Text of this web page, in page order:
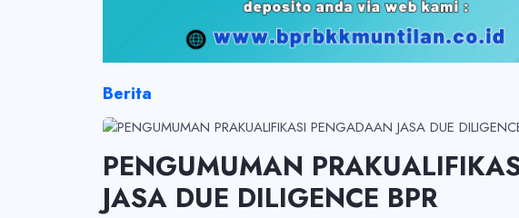
Berita
PENGUMUMAN
JASA DUE DILIGENCE BPR